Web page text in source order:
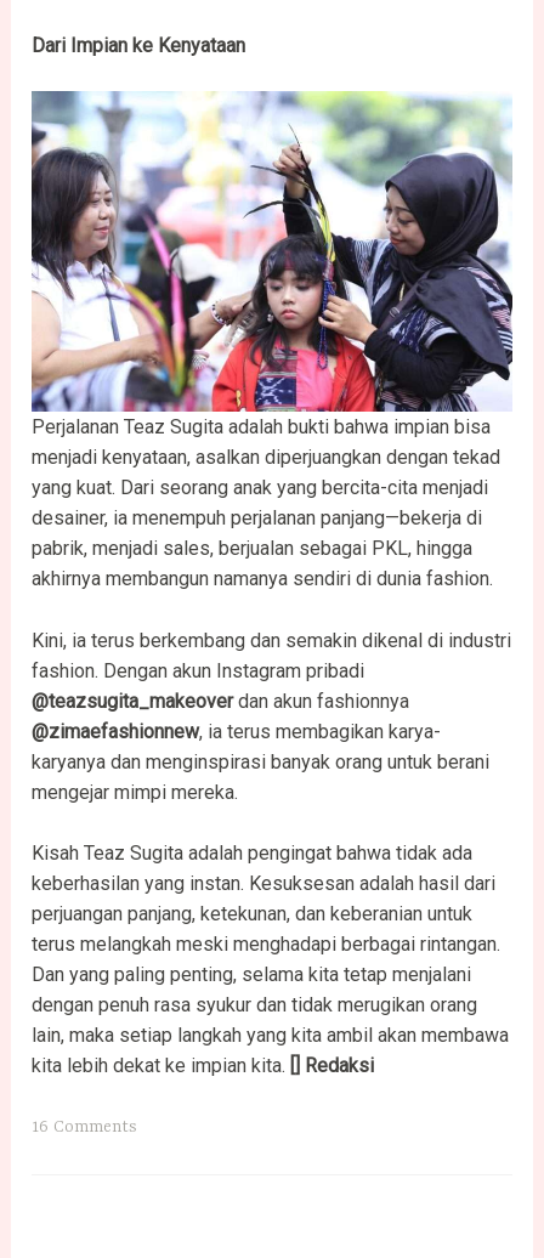
Dari Impian ke Kenyataan
Perjalanan Teaz Sugita adalah bukti bahwa impian bisa
menjadi kenyataan, asalkan diperjuangkan dengan tekad
yang kuat. Dari seorang anak yang bercita-cita menjadi
desainer, ia menempuh perjalanan panjang—bekerja di
pabrik, menjadi sales, berjualan sebagai PKL, hingga
akhirnya membangun namanya sendiri di dunia fashion.
Kini, ia terus berkembang dan semakin dikenal di industri
fashion. Dengan akun Instagram pribadi
@teazsugita_makeoverdan akun fashionnya
@zimaefashionnew, ia terus membagikan karya-
karyanya dan menginspirasi banyak orang untuk berani
mengejar mimpi mereka.
Kisah Teaz Sugita adalah pengingat bahwa tidak ada
keberhasilan yang instan. Kesuksesan adalah hasil dari
perjuangan panjang, ketekunan, dan keberanian untuk
terus melangkah meski menghadapi berbagai rintangan.
Dan yang paling penting, selama kita tetap menjalani
dengan penuh rasa syukur dan tidak merugikan orang
lain, maka setiap langkah yang kita ambil akan membawa
kita lebih dekat ke impian kita.
[] Redaksi
16 Comments